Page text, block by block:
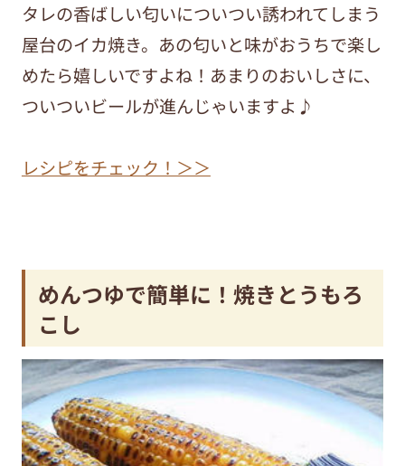
タレの香ばしい匂いについつい誘われてしまう
屋台のイカ焼き。あの匂いと味がおうちで楽し
めたら嬉しいですよね！あまりのおいしさに、
ついついビールが進んじゃいますよ♪
レシピをチェック！＞＞
めんつゆで簡単に！焼きとうもろ
こし